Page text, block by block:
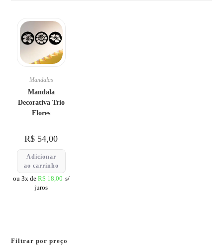
Mandalas
Mandala
Decorativa Trio
Flores
R$ 54,00
Adicionar
ao carrinho
ou 3x de R$ 18,00 s/
juros
Filtrar por preço